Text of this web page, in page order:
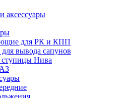
аксессуары
для РК и КПП
вывода сапунов
Нива